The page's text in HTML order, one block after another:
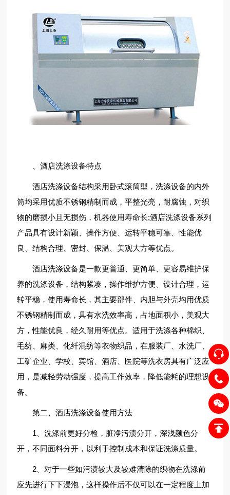
、酒店洗涤设备特点
酒店洗涤设备结构采用卧式滚筒型，洗涤设备的内外
筒均采用优质不锈钢精制而成，平整光亮，耐腐蚀，对织
物的磨损小且无损伤，机器使用寿命长;酒店洗涤设备系列
产品具有设计新颖、操作方便、运转平稳可靠、性能优
良、结构合理、密封、保温、美观大方等优点。
酒店洗涤设备是一款更普通、更简单、更容易维护保
养的洗涤设备，结构紧凑，操作维护方便、设计合理，运
转平稳，使用寿命长，其主要部件、内胆与外壳均用优质
不锈钢精制而成，具有水洗效率高，占地面积小，美观大
方，性能优良，经久耐用等优点。适用于洗涤各种棉织、
毛纺、麻类、化纤混纺等衣物织品，在服装厂、水洗厂、
工矿企业、学校、宾馆、酒店、医院等洗衣房具有广泛应
用，是减轻劳动强度，提高工作效率，降低能耗的理想设
备。
第二、酒店洗涤设备使用方法
1、洗涤前更好分检，脏净污渍分开，深浅颜色分
开，不同面料分开，以利于控制成本和保证洗涤质量。
2、对于一些如污渍较大及较难清除的织物在洗涤前
应先进行下下浸泡，这样操作后不仅可以在一定程度上加